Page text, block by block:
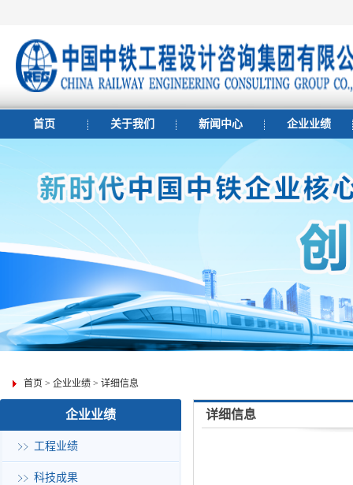
首页 关于我们 新闻中心 企业业绩
首页 > 企业业绩 > 详细信息
企业业绩
工程业绩
科技成果
详细信息